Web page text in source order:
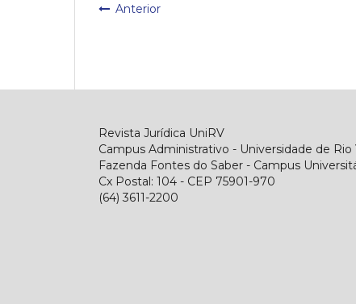
Anterior
Revista Jurídica UniRV
Campus Administrativo - Universidade de Rio
Fazenda Fontes do Saber - Campus
Cx Postal: 104 - CEP 75901-970
(64) 3611-2200